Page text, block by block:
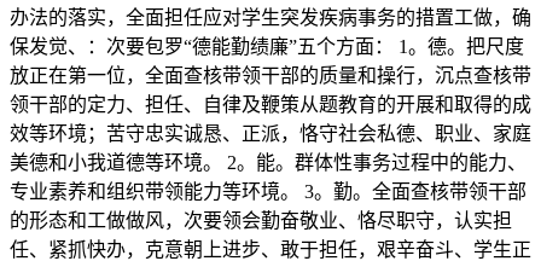
办法的落实，全面担任应对学生突发疾病事务的措置工做，确
保发觉、：次要包罗“德能勤绩廉”五个方面： 1。德。把尺度
放正在第一位，全面查核带领干部的质量和操行，沉点查核带
领干部的定力、担任、自律及鞭策从题教育的开展和取得的成
效等环境；苦守忠实诚恳、正派，恪守社会私德、职业、家庭
美德和小我道德等环境。 2。能。群体性事务过程中的能力、
专业素养和组织带领能力等环境。 3。勤。全面查核带领干部
的形态和工做做风，次要领会勤奋敬业、恪尽职守，认实担
任、紧抓快办，克意朝上进步、敢于担任，艰辛奋斗、学生正